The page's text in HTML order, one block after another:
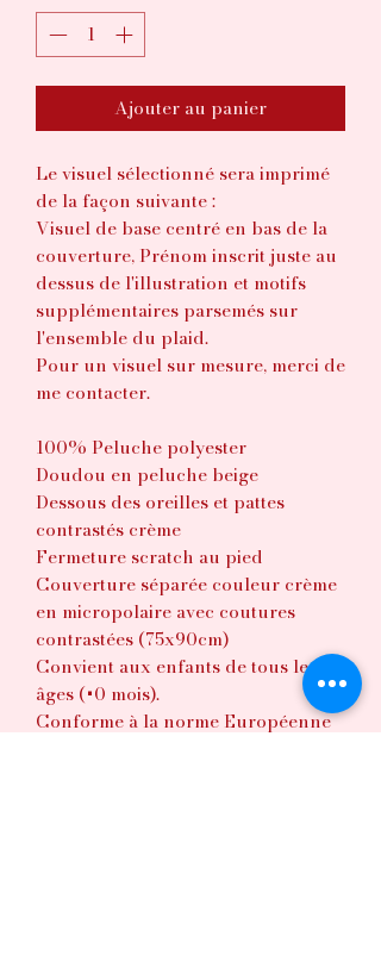
Ajouter au panier
Le visuel sélectionné sera imprimé
de la façon suivante :
Visuel de base centré en bas de la
couverture, Prénom inscrit juste au
dessus de l'illustration et motifs
supplémentaires parsemés sur
l'ensemble du plaid.
Pour un visuel sur mesure, merci de
me contacter.
100% Peluche polyester
Doudou en peluche beige
Dessous des oreilles et pattes
contrastés crème
Fermeture scratch au pied
Couverture séparée couleur crème
en micropolaire avec coutures
contrastées (75x90cm)
Convient aux enfants de tous les
âges (+0 mois).
Conforme à la norme Européenne